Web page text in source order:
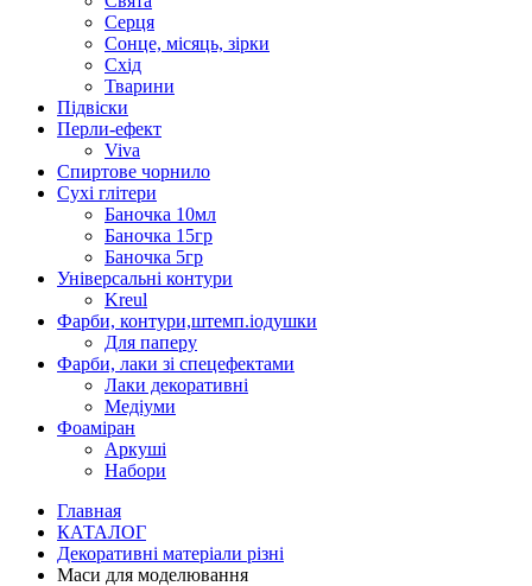
Серця
Сонце, місяць, зірки
Схід
Тварини
Підвіски
Перли-ефект
Viva
Спиртове чорнило
Сухі глітери
Баночка 10мл
Баночка 15гр
Баночка 5гр
Універсальні контури
Kreul
Фарби, контури,штемп.іодушки
Для паперу
Фарби, лаки зі спецефектами
Лаки декоративні
Медіуми
Фоаміран
Аркуші
Набори
Главная
КАТАЛОГ
Декоративні матеріали різні
Маси для моделювання